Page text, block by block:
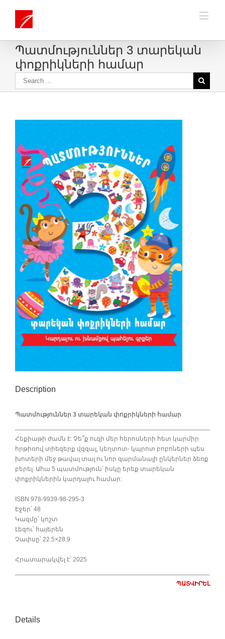
Պատմություններ 3 տարեկան
փոքրիկների համար
Description
Պատմություններ 3 տարեկան փոքրիկների համար
Հեքիաթի ժամն է: Չե՞ք ուզի մեր հերոսների հետ կարմիր
հրթիռով տիեզերք վզզալ, կեղտոտ- կպրոտ բոբոների պես
խոտերի մեջ թավալ տալ ու նոր զարմանալի ընկերներ ձեռք
բերել: Ահա 5 պատմություն՝ իսկը երեք տարեկան
փոքրիկներին կարդալու համար:
ISBN 978-9939-98-295-3
Էջեր՝ 48
Կազմը՝ կոշտ
Լեզու՝ հայերեն
Չափսը՝ 22.5×28.9
Հրատարակվել է՝ 2025
ՊԱՏՎԻՐԵԼ
Details